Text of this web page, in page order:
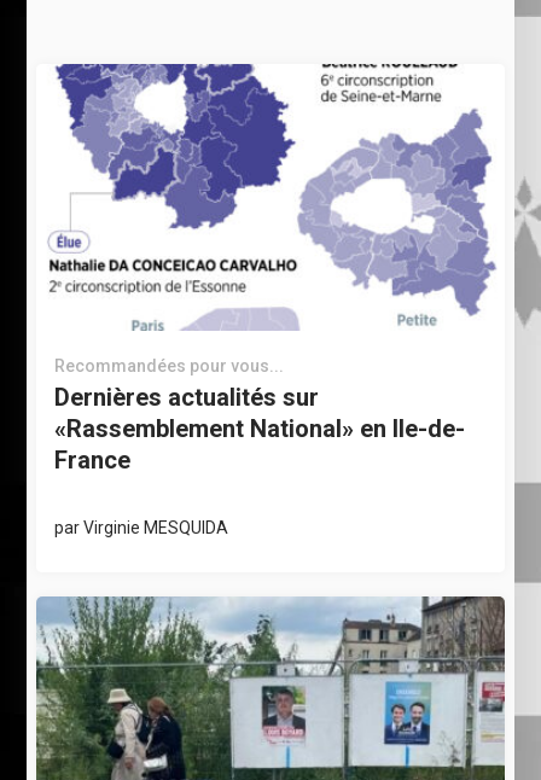
Recommandées pour vous...
Dernières actualités sur
«Rassemblement National» en Ile-de-
France
parVirginie MESQUIDA